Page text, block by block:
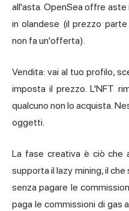
all'asta. OpenSea offre
in olandese (il prezzo
non fa un'offerta).
Vendita: vai al tuo profilo,
imposta il prezzo. L'NFT
qualcuno non lo acquista.
oggetti.
La fase creativa è ciò che
supporta il lazy mining, il
senza pagare le
paga le commissioni di gas